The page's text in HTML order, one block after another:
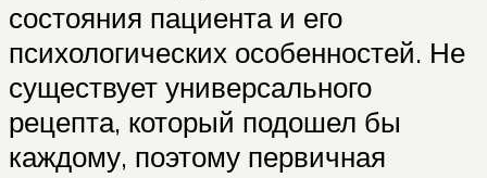
состояния пациента и его
психологических особенностей. Не
существует универсального
рецепта, который подошел бы
каждому, поэтому первичная